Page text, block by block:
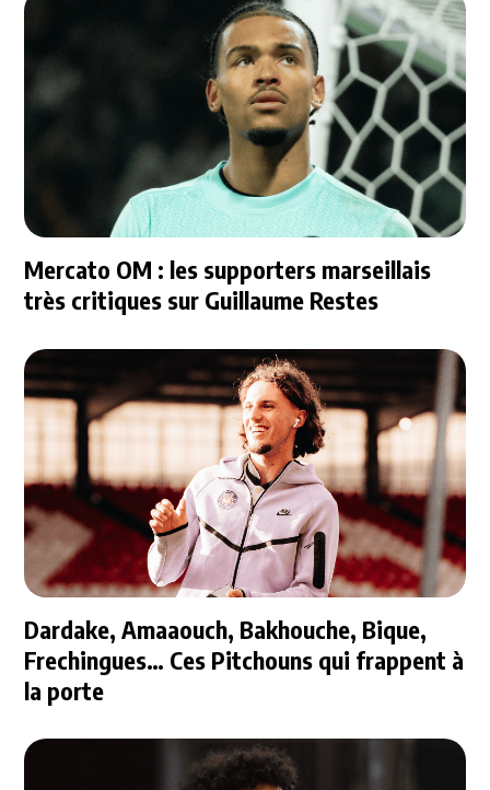
Mercato OM : les supporters marseillais
très critiques sur Guillaume Restes
Dardake, Amaaouch, Bakhouche, Bique,
Frechingues… Ces Pitchouns qui frappent à
la porte